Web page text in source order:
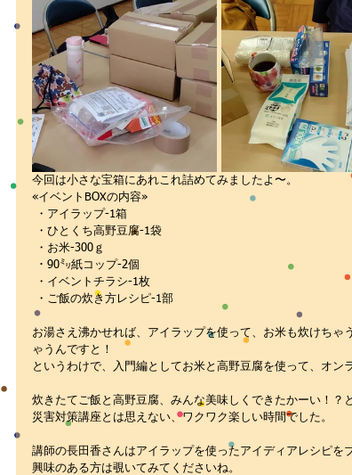
今回は小さな宝箱にあれこれ詰めてみましたよ〜。
«イベントBOXの内容»
・アイラップ-1箱
・ひとくち高野豆腐-1袋
・お米-300ｇ
・90㍉紙コップ-2個
・イベントチラシ-1枚
・ご飯の炊き方レシピ-1部
お湯さえ沸かせれば、アイラップを使って、お米も炊けちゃ
ゃうんですと！
というわけで、入門編としてお米と高野豆腐を使って、オン
炊きたてご飯と高野豆腐、みんな美味しくできたかーい！？
災害対策講座とは思えない、ワクワク楽しい時間でした。
講師の長田香さんはアイラップを使ったアイディアレシピを
興味のある方は覗いてみてくださいね。